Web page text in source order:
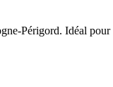
Périgord. Idéal pour